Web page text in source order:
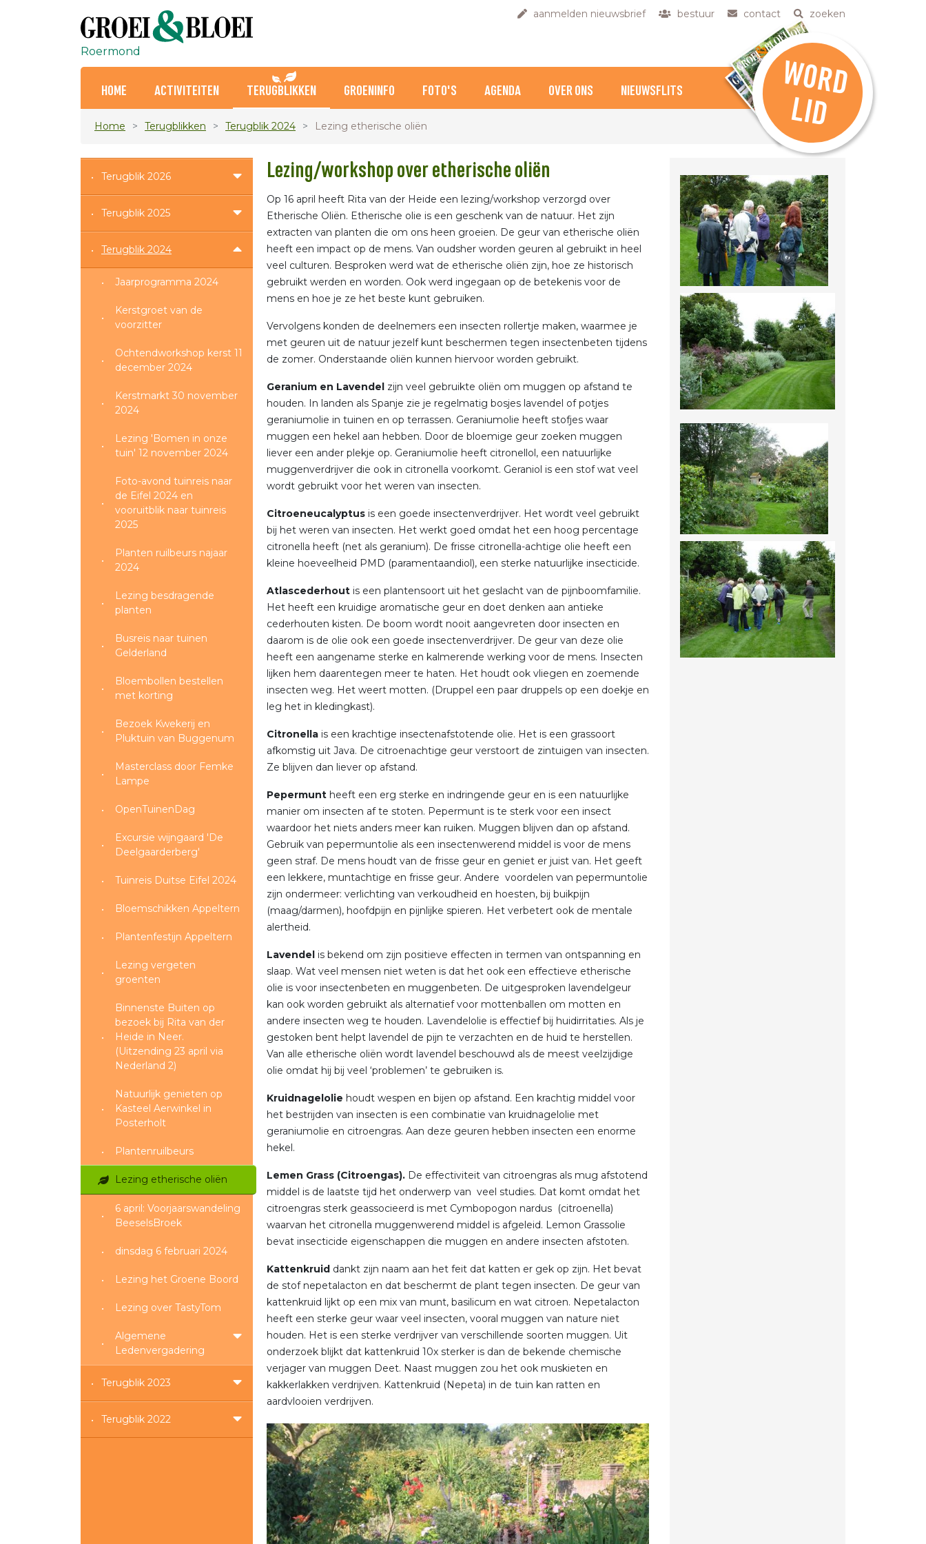
aanmelden nieuwsbrief bestuur contact zoeken
Roermond
HOME ACTIVITEITEN TERUGBLIKKEN GROENINFO FOTO'S AGENDA OVER ONS NIEUWSFLITS W
O
R
D
L
ID
Home Terugblikken Terugblik 2024 Lezing etherische oliën
Terugblik 2026
Terugblik 2025
Terugblik 2024
Jaarprogramma 2024
Kerstgroet van de
voorzitter
Ochtendworkshop kerst 11
december 2024
Kerstmarkt 30 november
2024
Lezing 'Bomen in onze
tuin' 12 november 2024
Foto-avond tuinreis naar
de Eifel 2024 en
vooruitblik naar tuinreis
2025
Planten ruilbeurs najaar
2024
Lezing besdragende
planten
Busreis naar tuinen
Gelderland
Bloembollen bestellen
met korting
Bezoek Kwekerij en
Pluktuin van Buggenum
Masterclass door Femke
Lampe
OpenTuinenDag
Excursie wijngaard 'De
Deelgaarderberg'
Tuinreis Duitse Eifel 2024
Bloemschikken Appeltern
Plantenfestijn Appeltern
Lezing vergeten
groenten
Binnenste Buiten op
bezoek bij Rita van der
Heide in Neer.
(Uitzending 23 april via
Nederland 2)
Natuurlijk genieten op
Kasteel Aerwinkel in
Posterholt
Plantenruilbeurs
Lezing etherische oliën
6 april: Voorjaarswandeling
BeeselsBroek
dinsdag 6 februari 2024
Lezing het Groene Boord
Lezing over TastyTom
Algemene
Ledenvergadering
Terugblik 2023
Terugblik 2022
Lezing/workshop over etherische oliën
Op 16 april heeft Rita van der Heide een lezing/workshop verzorgd over
Etherische Oliën. Etherische olie is een geschenk van de natuur. Het zijn
extracten van planten die om ons heen groeien. De geur van etherische oliën
heeft een impact op de mens. Van oudsher worden geuren al gebruikt in heel
veel culturen. Besproken werd wat de etherische oliën zijn, hoe ze historisch
gebruikt werden en worden. Ook werd ingegaan op de betekenis voor de
mens en hoe je ze het beste kunt gebruiken.
Vervolgens konden de deelnemers een insecten rollertje maken, waarmee je
met geuren uit de natuur jezelf kunt beschermen tegen insectenbeten tijdens
de zomer. Onderstaande oliën kunnen hiervoor worden gebruikt.
Geranium en Lavendel zijn veel gebruikte oliën om muggen op afstand te
houden. In landen als Spanje zie je regelmatig bosjes lavendel of potjes
geraniumolie in tuinen en op terrassen. Geraniumolie heeft stofjes waar
muggen een hekel aan hebben. Door de bloemige geur zoeken muggen
liever een ander plekje op. Geraniumolie heeft citronellol, een natuurlijke
muggenverdrijver die ook in citronella voorkomt. Geraniol is een stof wat veel
wordt gebruikt voor het weren van insecten.
Citroeneucalyptus is een goede insectenverdrijver. Het wordt veel gebruikt
bij het weren van insecten. Het werkt goed omdat het een hoog percentage
citronella heeft (net als geranium). De frisse citronella-achtige olie heeft een
kleine hoeveelheid PMD (paramentaandiol), een sterke natuurlijke insecticide.
Atlascederhout is een plantensoort uit het geslacht van de pijnboomfamilie.
Het heeft een kruidige aromatische geur en doet denken aan antieke
cederhouten kisten. De boom wordt nooit aangevreten door insecten en
daarom is de olie ook een goede insectenverdrijver. De geur van deze olie
heeft een aangename sterke en kalmerende werking voor de mens. Insecten
lijken hem daarentegen meer te haten. Het houdt ook vliegen en zoemende
insecten weg. Het weert motten. (Druppel een paar druppels op een doekje en
leg het in kledingkast).
Citronella is een krachtige insectenafstotende olie. Het is een grassoort
afkomstig uit Java. De citroenachtige geur verstoort de zintuigen van insecten.
Ze blijven dan liever op afstand.
Pepermunt heeft een erg sterke en indringende geur en is een natuurlijke
manier om insecten af te stoten. Pepermunt is te sterk voor een insect
waardoor het niets anders meer kan ruiken. Muggen blijven dan op afstand.
Gebruik van pepermuntolie als een insectenwerend middel is voor de mens
geen straf. De mens houdt van de frisse geur en geniet er juist van. Het geeft
een lekkere, muntachtige en frisse geur. Andere voordelen van pepermuntolie
zijn ondermeer: verlichting van verkoudheid en hoesten, bij buikpijn
(maag/darmen), hoofdpijn en pijnlijke spieren. Het verbetert ook de mentale
alertheid.
Lavendel is bekend om zijn positieve effecten in termen van ontspanning en
slaap. Wat veel mensen niet weten is dat het ook een effectieve etherische
olie is voor insectenbeten en muggenbeten. De uitgesproken lavendelgeur
kan ook worden gebruikt als alternatief voor mottenballen om motten en
andere insecten weg te houden. Lavendelolie is effectief bij huidirritaties. Als je
gestoken bent helpt lavendel de pijn te verzachten en de huid te herstellen.
Van alle etherische oliën wordt lavendel beschouwd als de meest veelzijdige
olie omdat hij bij veel ‘problemen’ te gebruiken is.
Kruidnagelolie houdt wespen en bijen op afstand. Een krachtig middel voor
het bestrijden van insecten is een combinatie van kruidnagelolie met
geraniumolie en citroengras. Aan deze geuren hebben insecten een enorme
hekel.
Lemen Grass (Citroengas). De effectiviteit van citroengras als mug afstotend
middel is de laatste tijd het onderwerp van veel studies. Dat komt omdat het
citroengras sterk geassocieerd is met Cymbopogon nardus (citroenella)
waarvan het citronella muggenwerend middel is afgeleid. Lemon Grassolie
bevat insecticide eigenschappen die muggen en andere insecten afstoten.
Kattenkruid dankt zijn naam aan het feit dat katten er gek op zijn. Het bevat
de stof nepetalacton en dat beschermt de plant tegen insecten. De geur van
kattenkruid lijkt op een mix van munt, basilicum en wat citroen. Nepetalacton
heeft een sterke geur waar veel insecten, vooral muggen van nature niet
houden. Het is een sterke verdrijver van verschillende soorten muggen. Uit
onderzoek blijkt dat kattenkruid 10x sterker is dan de bekende chemische
verjager van muggen Deet. Naast muggen zou het ook muskieten en
kakkerlakken verdrijven. Kattenkruid (Nepeta) in de tuin kan ratten en
aardvlooien verdrijven.